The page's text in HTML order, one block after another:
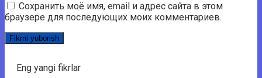
Сохранить моё имя, email и адрес сайта в этом
браузере для последующих моих комментариев.
Eng yangi fikrlar